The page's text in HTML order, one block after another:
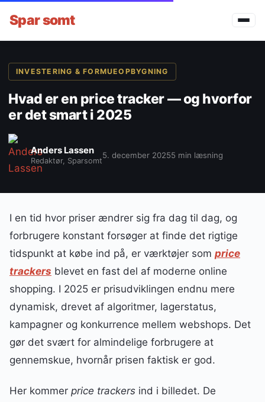
Sparsomt
INVESTERING & FORMUEOPBYGNING
Hvad er en price tracker — og hvorfor
er det smart i 2025
Anders Lassen
Redaktør, Sparsomt
5. december 20255 min læsning
I en tid hvor priser ændrer sig fra dag til dag, og
forbrugere konstant forsøger at finde det rigtige
tidspunkt at købe ind på, er værktøjer som price
trackers blevet en fast del af moderne online
shopping. I 2025 er prisudviklingen endnu mere
dynamisk, drevet af algoritmer, lagerstatus,
kampagner og konkurrence mellem webshops. Det
gør det svært for almindelige forbrugere at
gennemskue, hvornår prisen faktisk er god.
Her kommer price trackers ind i billedet. De